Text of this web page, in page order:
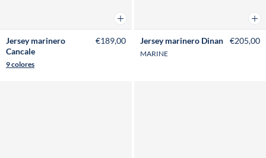
Añadir a la cesta
Jersey marinero
Cancale
9 colores
€189,00 Jersey marinero Dinan
MARINE
€205,00